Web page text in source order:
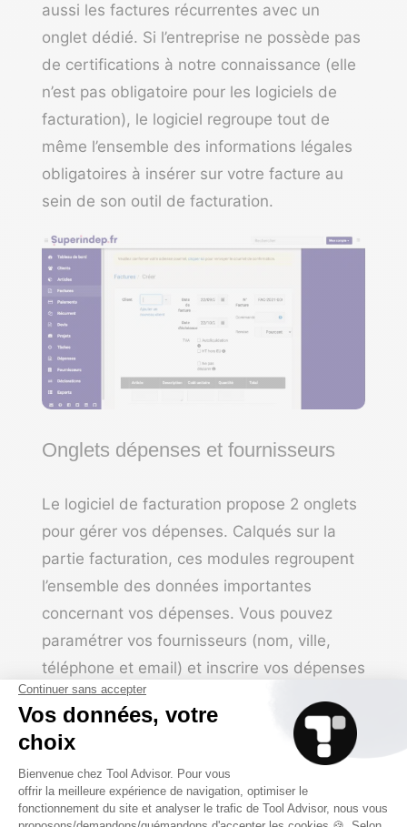
aussi les factures récurrentes avec un
onglet dédié. Si l’entreprise ne possède pas
de certifications à notre connaissance (elle
n’est pas obligatoire pour les logiciels de
facturation), le logiciel regroupe tout de
même l’ensemble des informations légales
obligatoires à insérer sur votre facture au
sein de son outil de facturation.
Onglets dépenses et fournisseurs
Le logiciel de facturation propose 2 onglets
pour gérer vos dépenses. Calqués sur la
partie facturation, ces modules regroupent
l’ensemble des données importantes
concernant vos dépenses. Vous pouvez
paramétrer vos fournisseurs (nom, ville,
téléphone et email) et inscrire vos dépenses
simplement.
Gestion de projet
Le logiciel propose également une partie